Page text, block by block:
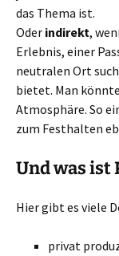
das Thema ist.
Oder indirekt,
Erlebnis, einer
neutralen Ort
bietet. Man
Atmosphäre. So
zum Festhalten
Und was ist
Hier gibt es viele
privat